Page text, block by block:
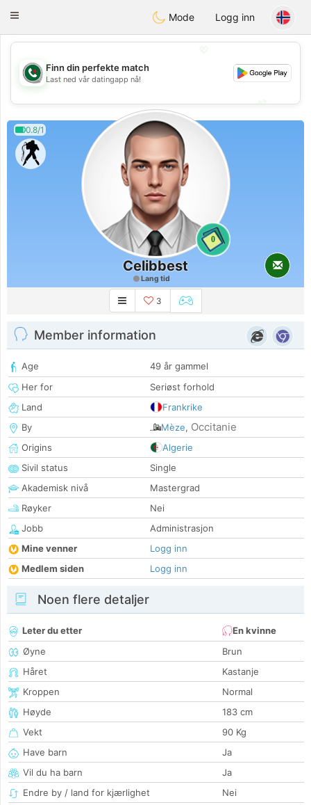
Weshrak
Toggle
Mode Logg inn
💖
💕
Finn din perfekte match
Last ned vår datingapp nå!
0.8/1
0
Celibbest
Lang tid
3
Member information
Age
49 år gammel
Her for
Seriøst forhold
Land
Frankrike
By
Mèze, Occitanie
Origins
Algerie
Sivil status
Single
Akademisk nivå
Mastergrad
Røyker
Nei
Jobb
Administrasjon
Mine venner
Logg inn
Medlem siden
Logg inn
Noen flere detaljer
Leter du etter
En kvinne
Øyne
Brun
Håret
Kastanje
Kroppen
Normal
Høyde
183 cm
Vekt
90 Kg
Have barn
Ja
Vil du ha barn
Ja
Endre by / land for kjærlighet
Nei